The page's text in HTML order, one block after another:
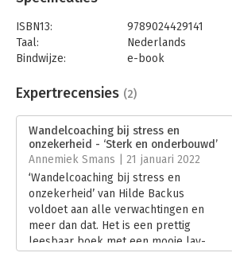
ISBN13:
9789024429141
Taal:
Nederlands
Bindwijze:
e-book
Bestandsformaat:
epub
Uitgever:
Boom
Druk:
1
Verschijningsdatum:
15-9-2021
Hoofdrubriek: Coaching en trainen
Expertrecensies (2)
Wandelcoaching bij stress en
onzekerheid - ‘Sterk en onderbouwd’
Annemiek Smans | 21 januari 2022
‘Wandelcoaching bij stress en
onzekerheid’ van Hilde Backus
voldoet aan alle verwachtingen en
meer dan dat. Het is een prettig
leesbaar boek met een mooie lay-